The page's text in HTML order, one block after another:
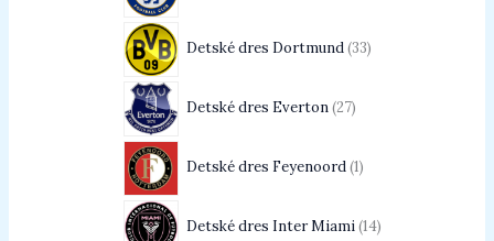
Detské dres Dortmund 33
Detské dres Everton 27
Detské dres Feyenoord 1
Detské dres Inter Miami 14